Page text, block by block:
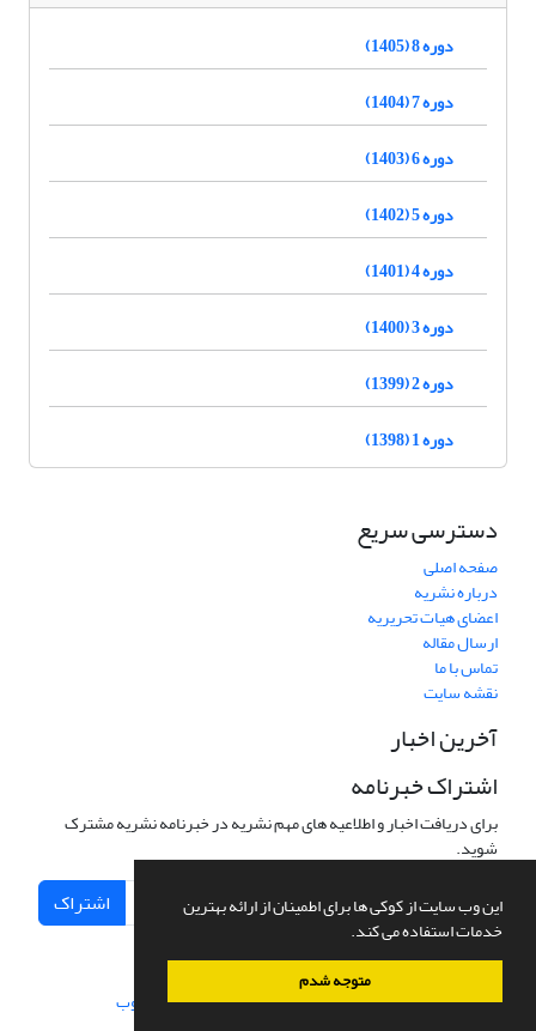
این وب سایت از کوکی ها برای اطمینان از ارائه بهترین
خدمات استفاده می کند.
متوجه شدم
دوره 8 (1405)
دوره 7 (1404)
دوره 6 (1403)
دوره 5 (1402)
دوره 4 (1401)
دوره 3 (1400)
دوره 2 (1399)
دوره 1 (1398)
دسترسی سریع
صفحه اصلی
درباره نشریه
اعضای هیات تحریریه
ارسال مقاله
تماس با ما
نقشه سایت
آخرین اخبار
اشتراک خبرنامه
برای دریافت اخبار و اطلاعیه های مهم نشریه در خبرنامه نشریه مشترک
شوید.
اشتراک
سامانه مدیریت نشریات علمی.طراحی و پیاده سازی از سیناوب